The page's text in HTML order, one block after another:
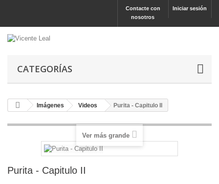
Iniciar sesión
Contacte con
nosotros
CATEGORÍAS
Imágenes Videos Purita - Capitulo II
Ver más grande
Purita - Capitulo II